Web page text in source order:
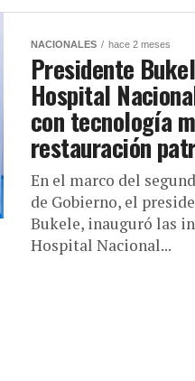
NACIONALES hace 2 meses
Presidente
Hospital
con tecnología
restauración
En el marco del
de Gobierno, el
Bukele, inauguró las
Hospital Nacional...